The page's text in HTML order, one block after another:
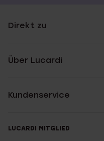
Direkt zu
Über Lucardi
Kundenservice
LUCARDI MITGLIED